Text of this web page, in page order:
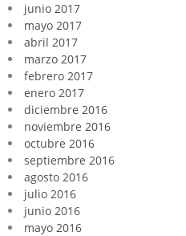
junio 2017
mayo 2017
abril 2017
marzo 2017
febrero 2017
enero 2017
diciembre 2016
noviembre 2016
octubre 2016
septiembre 2016
agosto 2016
julio 2016
junio 2016
mayo 2016